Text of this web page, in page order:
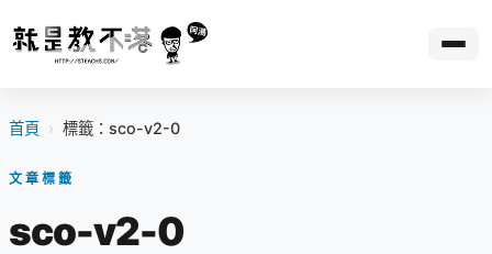
首頁 › 標籤：sco-v2-0
文章標籤
sco-v2-0